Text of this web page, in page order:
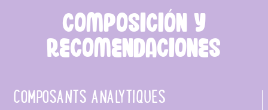
COMPOSICIÓN Y
RECOMENDACIONES
COMPOSANTS ANALYTIQUES